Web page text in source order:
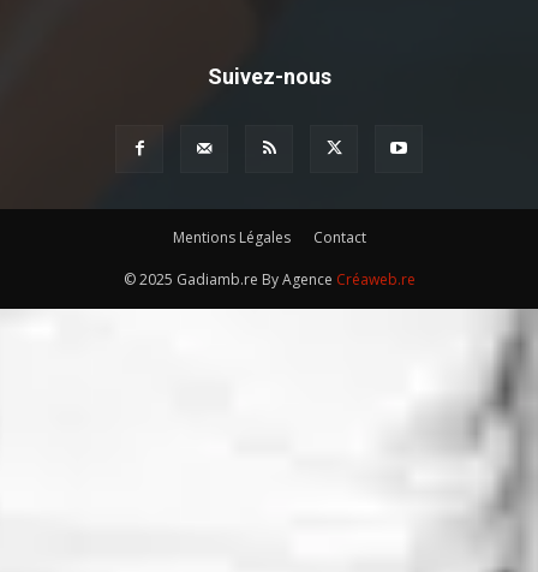
Suivez-nous
Mentions Légales Contact
© 2025 Gadiamb.re By Agence Créaweb.re